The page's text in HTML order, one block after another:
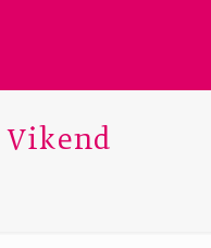
Vikend